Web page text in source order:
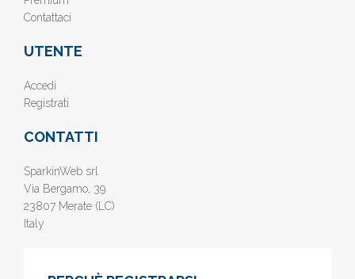
Contattaci
UTENTE
Accedi
Registrati
CONTATTI
SparkinWeb srl
Via Bergamo, 39
23807 Merate (LC)
Italy